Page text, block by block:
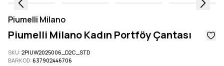
Piumelli Milano
Piumelli Milano Kadın Portföy Çantası
SKU:2PIUW2025006_D2C_STD
BARKOD:637902446706